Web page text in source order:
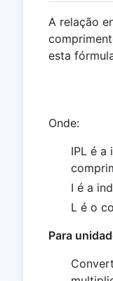
A relação
esta
Onde:
IPL é a
I é a
L é o
Para